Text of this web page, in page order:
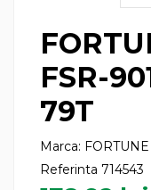
FSR-
79T
Marca: FORTUNE
Referinta 714543